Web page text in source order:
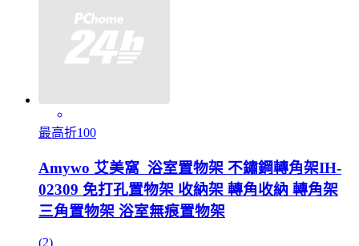
最高折100
Amywo 艾美窩 浴室置物架 不鏽鋼轉角架IH-
02309 免打孔置物架 收納架 轉角收納 轉角架
三角置物架 浴室無痕置物架
(2)